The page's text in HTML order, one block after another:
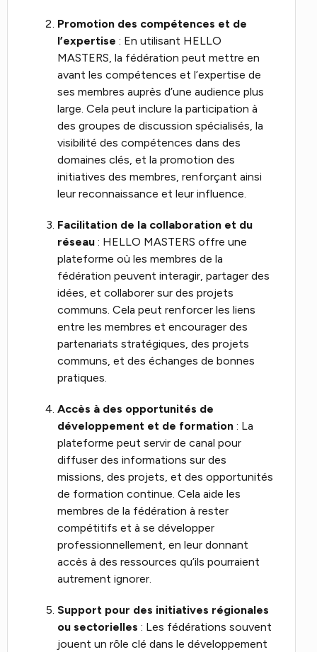
Promotion des compétences et de
l’expertise : En utilisant HELLO
MASTERS, la fédération peut mettre en
avant les compétences et l’expertise de
ses membres auprès d’une audience plus
large. Cela peut inclure la participation à
des groupes de discussion spécialisés, la
visibilité des compétences dans des
domaines clés, et la promotion des
initiatives des membres, renforçant ainsi
leur reconnaissance et leur influence.
Facilitation de la collaboration et du
réseau : HELLO MASTERS offre une
plateforme où les membres de la
fédération peuvent interagir, partager des
idées, et collaborer sur des projets
communs. Cela peut renforcer les liens
entre les membres et encourager des
partenariats stratégiques, des projets
communs, et des échanges de bonnes
pratiques.
Accès à des opportunités de
développement et de formation : La
plateforme peut servir de canal pour
diffuser des informations sur des
missions, des projets, et des opportunités
de formation continue. Cela aide les
membres de la fédération à rester
compétitifs et à se développer
professionnellement, en leur donnant
accès à des ressources qu’ils pourraient
autrement ignorer.
Support pour des initiatives régionales
ou sectorielles : Les fédérations souvent
jouent un rôle clé dans le développement